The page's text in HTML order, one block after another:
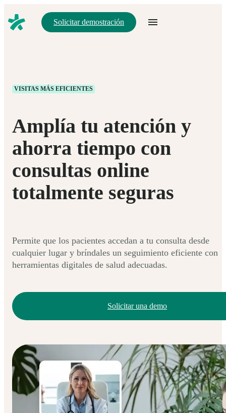
Solicitar demostración
VISITAS MÁS EFICIENTES
Amplía tu atención y
ahorra tiempo con
consultas online
totalmente seguras
Permite que los pacientes accedan a tu consulta desde
cualquier lugar y bríndales un seguimiento eficiente con
herramientas digitales de salud adecuadas.
Solicitar una demo